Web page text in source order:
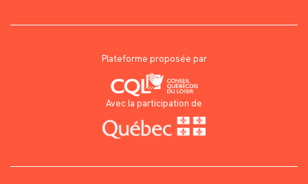
Plateforme proposée par
Avec la participation de